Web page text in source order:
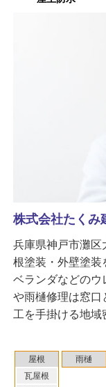
屋根
瓦屋根
雨樋
株式会社たくみ
兵庫県神戸市灘区
根塗装・外壁塗装
ベランダなどのウ
や雨樋修理は窓口
工を手掛ける地域